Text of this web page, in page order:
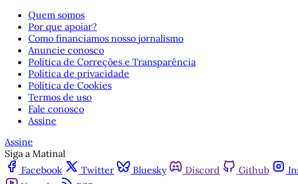
Quem somos
Por que apoiar?
Como financiamos nosso jornalismo
Anuncie conosco
Política de Correções e Transparência
Política de privacidade
Política de Cookies
Termos de uso
Fale conosco
Assine
Assine
Siga a Matinal
Facebook
Twitter Bluesky Discord Github